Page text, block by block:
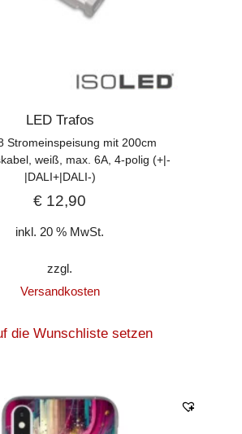
LED Trafos
Stromeinspeisung mit 200cm
weiß, max. 6A, 4-polig (+|-
|DALI+|DALI-)
€ 12,90
inkl. 20 % MwSt.
zzgl.
Versandkosten
die Wunschliste setzen